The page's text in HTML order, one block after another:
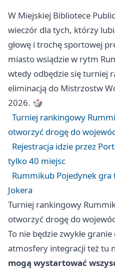
W Miejskiej Bibliotece
wieczór dla tych, którzy
głowę i trochę sportowej
miasto wsiądzie w rytm
wtedy odbędzie się turniej
eliminacją do Mistrzostw
2026. 🎲
Turniej rankingowy
otworzyć drogę do
Rejestracja idzie przez
tylko 40 miejsc
Rummikub Pojedynek
Jokera
Turniej rankingowy
otworzyć drogę do
To nie będzie zwykłe
atmosfery integracji też tu
mogą wystartować